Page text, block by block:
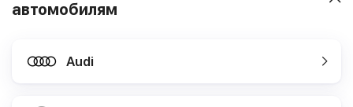
автомобилям
Audi